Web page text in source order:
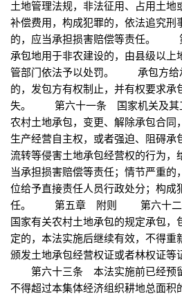
土地管理法规，非法征用、占用土地
补偿费用，构成犯罪的，依法追究刑
的，应当承担损害赔偿等责任。
承包地用于非农建设的，由县级以上
管部门依法予以处罚。 承包方给
的，发包方有权制止，并有权要求承
失。 第六十一条 国家机关及其
农村土地承包，变更、解除承包合同
生产经营自主权，或者强迫、阻碍承
流转等侵害土地承包经营权的行为，
当承担损害赔偿等责任；情节严重
位给予直接责任人员行政处分；构成
任。 第五章 附则 第六十二条
国家有关农村土地承包的规定承包，
定的，本法实施后继续有效，不得重
颁发土地承包经营权证或者林权证等
第六十三条 本法实施前已经预
不得超过本集体经济组织耕地总面积